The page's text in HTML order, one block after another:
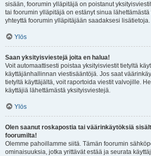
sisään, foorumin ylläpitäjä on poistanut
tai foorumin ylläpitäjä on estänyt sinua
yhteyttä foorumin ylläpitäjään saadaksesi lisätietoja.
Ylös
Saan yksityisviestejä joita en halua!
Voit automaattisesti poistaa yksityisviestit tietyltä
käyttäjänhallinnan viestisääntöjä. Jos saat
tietyltä käyttäjältä, voit raportoida viestit valvojille.
käyttäjiä lähettämästä yksityisviestejä.
Ylös
Olen saanut roskapostia tai väärinkäytöksiä
foorumilta!
Olemme pahoillamme siitä. Tämän foorumin
ominaisuuksia, jotka yrittävät estää ja seurata